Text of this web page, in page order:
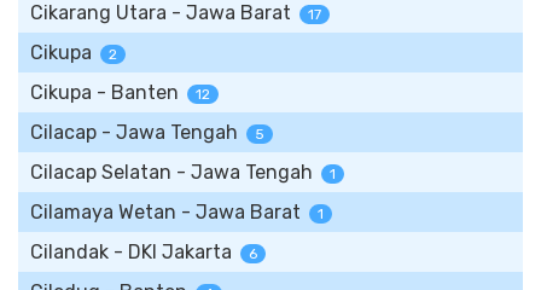
Cikarang Utara - Jawa Barat 17
Cikupa 2
Cikupa - Banten 12
Cilacap - Jawa Tengah 5
Cilacap Selatan - Jawa Tengah 1
Cilamaya Wetan - Jawa Barat 1
Cilandak - DKI Jakarta 6